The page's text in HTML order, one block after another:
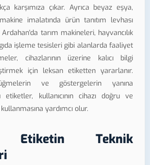
karşımıza çıkar. Ayrıca beyaz eşya,
imalatında ürün tanıtım levhası
Ardahan'da tarım makineleri, hayvancılık
işleme tesisleri gibi alanlarda faaliyet
cihazlarının üzerine kalıcı bilgi
için leksan etiketten yararlanır.
ve göstergelerin yanına
kullanıcının cihazı doğru ve
yardımcı olur.
Etiketin Teknik